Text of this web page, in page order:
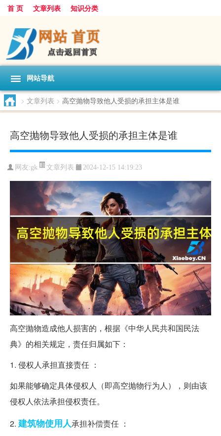
首 页 文章列表 知识分类
网站导航
> 文章列表 > 高空抛物导致他人受损的承担主体是谁
高空抛物导致他人受损的承担主体是谁
网友:gk 文章列表 2024-12-15 14:19:23
高空抛物造成他人损害的，根据《中华人民共和国民法
典》的相关规定，责任归属如下：
1. 侵权人承担直接责任 ：
如果能够确定具体侵权人（即高空抛物行为人），则由该
侵权人依法承担侵权责任。
2. 建筑物使用人承担补偿责任 ：